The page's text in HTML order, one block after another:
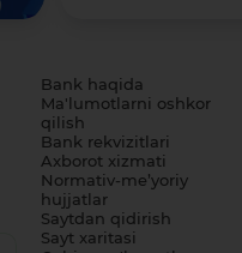
Bank haqida
Ma'lumotlarni oshkor
qilish
Bank rekvizitlari
Axborot xizmati
Normativ-me’yoriy
hujjatlar
Saytdan qidirish
Sayt xaritasi